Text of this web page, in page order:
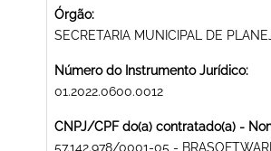
Órgão:
SECRETARIA MUNICIPAL DE
Número do Instrumento Jurídico:
01.2022.0600.0012
CNPJ/CPF do(a) contratado(a) -
57.142.978/0001-05 -